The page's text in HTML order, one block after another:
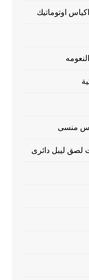
اوتوماتيك
منسى
لصق ليبل دائرى